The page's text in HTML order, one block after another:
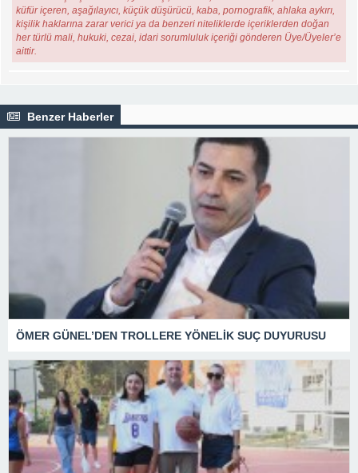
küfür içeren, aşağılayıcı, küçük düşürücü, kaba, pornografik, ahlaka aykırı,
kişilik haklarına zarar verici ya da benzeri niteliklerde içeriklerden doğan
her türlü mali, hukuki, cezai, idari sorumluluk içeriği gönderen Üye/Üyeler’e
aittir.
Benzer Haberler
ÖMER GÜNEL’DEN TROLLERE YÖNELİK SUÇ DUYURUSU